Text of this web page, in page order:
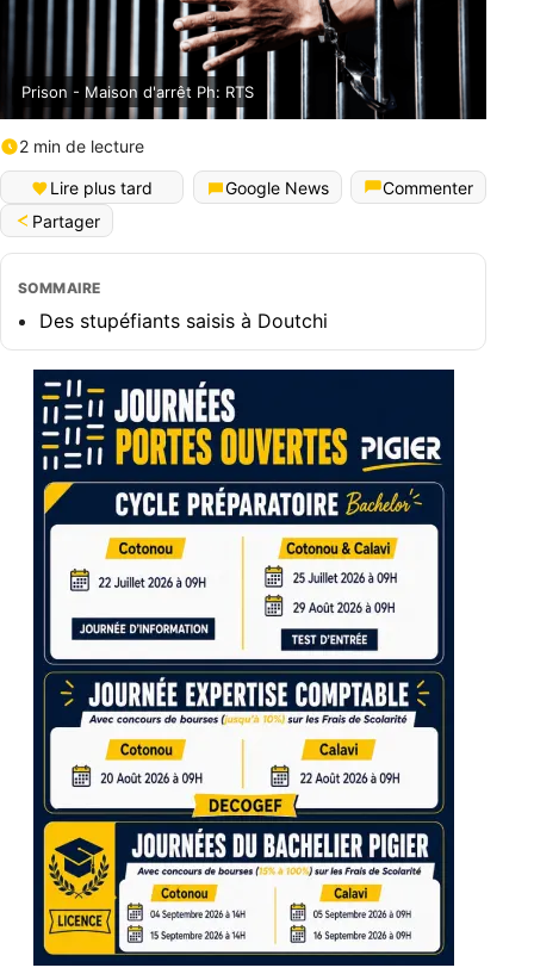
Prison - Maison d'arrêt Ph: RTS
2 min de lecture
Lire plus tard Google News
Commenter
Partager
SOMMAIRE
Des stupéfiants saisis à Doutchi